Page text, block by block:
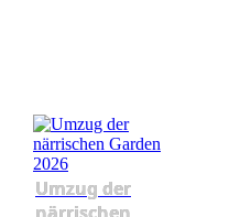
Umzug der
närrischen